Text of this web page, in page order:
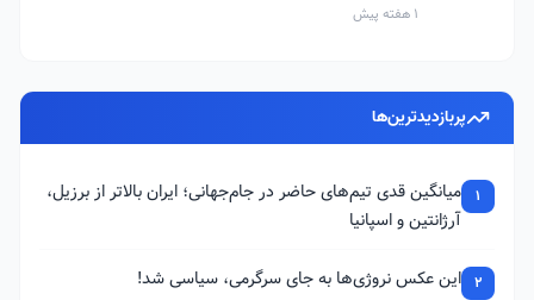
1 هفته پیش
پربازدیدترین‌ها
1
میانگین قدی تیم‌های حاضر در جام‌جهانی؛ ایران بالاتر از برزیل،
آرژانتین و اسپانیا
2 این عکس نروژی‌ها به جای سرگرمی، سیاسی شد!